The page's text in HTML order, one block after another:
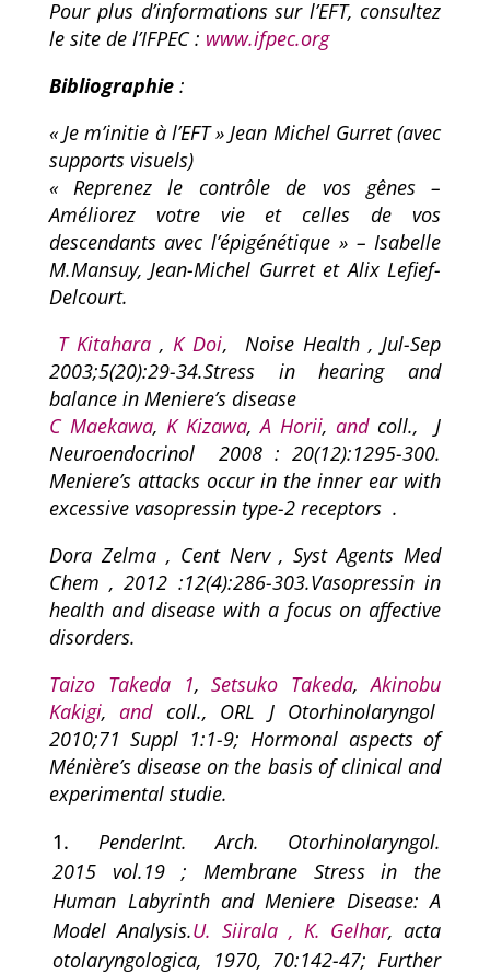
Pour plus d’informations sur l’EFT, consultez
le site de l’IFPEC : www.ifpec.org
Bibliographie :
« Je m’initie à l’EFT » Jean Michel Gurret (avec
supports visuels)
« Reprenez le contrôle de vos gênes –
Améliorez votre vie et celles de vos
descendants avec l’épigénétique » – Isabelle
M.Mansuy, Jean-Michel Gurret et Alix Lefief-
Delcourt.
T Kitahara ,K Doi, Noise Health , Jul-Sep
2003;5(20):29-34.Stress in hearing and
balance in Meniere’s disease
C Maekawa, K Kizawa,A Horii,andcoll., J
Neuroendocrinol 2008 : 20(12):1295-300.
Meniere’s attacks occur in the inner ear with
excessive vasopressin type-2 receptors .
Dora Zelma , Cent Nerv , Syst Agents Med
Chem , 2012 :12(4):286-303.Vasopressin in
health and disease with a focus on affective
disorders.
Taizo Takeda 1,Setsuko Takeda,Akinobu
Kakigi,andcoll., ORL J Otorhinolaryngol
2010;71 Suppl 1:1-9; Hormonal aspects of
Ménière’s disease on the basis of clinical and
experimental studie.
PenderInt. Arch. Otorhinolaryngol.
2015 vol.19 ; Membrane Stress in the
Human Labyrinth and Meniere Disease: A
Model Analysis.U. Siirala , K. Gelhar, acta
otolaryngologica, 1970, 70:142-47; Further